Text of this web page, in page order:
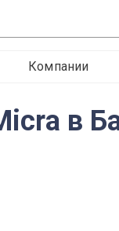
Компании
в